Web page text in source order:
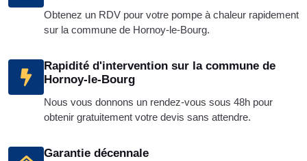
Obtenez un RDV pour votre pompe à chaleur rapidement
sur la commune de Hornoy-le-Bourg.
Rapidité d'intervention sur la commune de
Hornoy-le-Bourg
Nous vous donnons un rendez-vous sous 48h pour
obtenir gratuitement votre devis sans attendre.
Garantie décennale